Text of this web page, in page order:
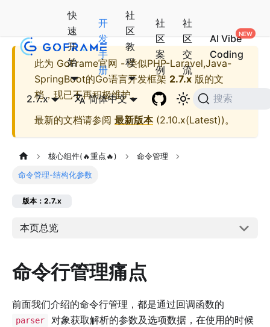
快
速
开
始
开
发
手
册
社
区
教
程
社
区
案
例
社
区
交
流
AI Vibe
Coding
2.7.x 简体中文 搜索
此为 GoFrame官网 - 类似PHP-Laravel,Java-
SpringBoot的Go语言开发框架 2.7.x 版的文
档，现已不再积极维护。
最新的文档请参阅 最新版本(2.10.x(Latest))。
核心组件(🔥重点🔥) 命令管理
命令管理-结构化参数
版本：2.7.x
本页总览
命令行管理痛点
前面我们介绍的命令行管理，都是通过回调函数的
parser
对象获取解析的参数及选项数据，在使用的时候